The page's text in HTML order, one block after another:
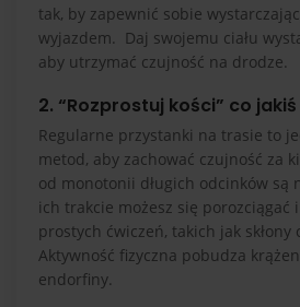
tak, by zapewnić sobie
wyjazdem. Daj swojemu ciału
aby utrzymać czujność na drodze.
2. “Rozprostuj kości” co
Regularne przystanki na trasie to
metod, aby zachować czujność za
od monotonii długich odcinków są
ich trakcie możesz się porozciągać
prostych ćwiczeń, takich jak skłony
Aktywność fizyczna pobudza
endorfiny.